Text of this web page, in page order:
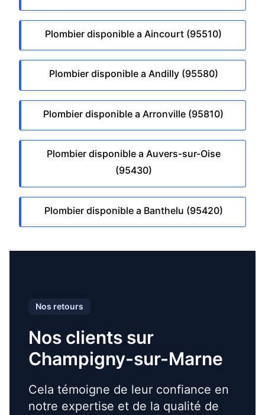
Plombier disponible a Aincourt (95510)
Plombier disponible a Andilly (95580)
Plombier disponible a Arronville (95810)
Plombier disponible a Auvers-sur-Oise
(95430)
Plombier disponible a Banthelu (95420)
Nos retours
Nos clients sur
Champigny-sur-Marne
Cela témoigne de leur confiance en
notre expertise et de la qualité de